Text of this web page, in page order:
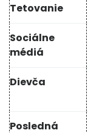
Tetovanie
Sociálne
médiá
Dievča
Posledná